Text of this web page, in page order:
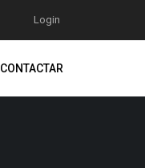
Login
CONTACTAR